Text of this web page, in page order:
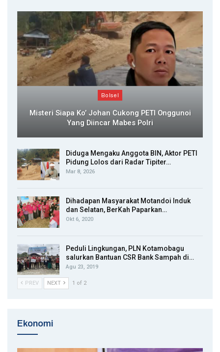
Bolsel
Misteri Siapa Ko’ Johan Cukong PETI Onggunoi
Yang Diincar Mabes Polri
Diduga Mengaku Anggota BIN, Aktor PETI
Pidung Lolos dari Radar Tipiter…
Mar 8, 2026
Dihadapan Masyarakat Motandoi Induk
dan Selatan, BerKah Paparkan…
Okt 6, 2020
Peduli Lingkungan, PLN Kotamobagu
salurkan Bantuan CSR Bank Sampah di…
Agu 23, 2019
PREV NEXT 1 of 2
Ekonomi